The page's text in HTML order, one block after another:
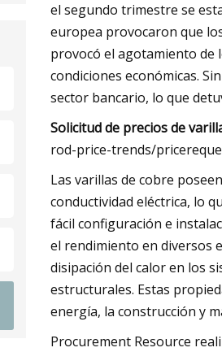
el segundo trimestre se
europea provocaron que
provocó el agotamiento de
condiciones económicas.
sector bancario, lo que
Solicitud de precios de
rod-price-trends/
Las varillas de cobre
conductividad eléctrica, lo
fácil configuración e
el rendimiento en diversos
disipación del calor en los
estructurales. Estas
energía, la construcción y
Procurement Resource